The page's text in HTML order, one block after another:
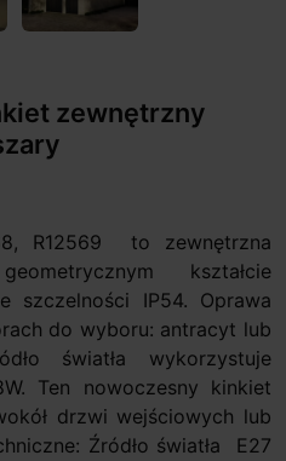
zewnętrzny
R12569 to zewnętrzna
kształcie
szczelności IP54. Oprawa
do wyboru: antracyt lub
światła wykorzystuje
Ten nowoczesny kinkiet
drzwi wejściowych lub
Źródło światła E27